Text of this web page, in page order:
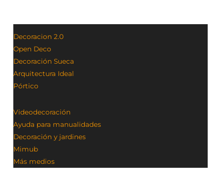
Decoracion 2.0
Open Deco
Decoración Sueca
Arquitectura Ideal
Pórtico
Videodecoración
Ayuda para manualidades
Decoración y jardines
Mimub
Más medios